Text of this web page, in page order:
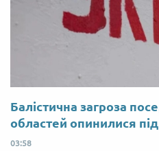
Балістична загроза
областей опинилися
03:58